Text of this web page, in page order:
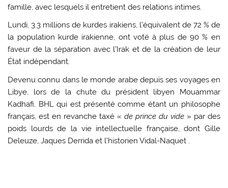
famille, avec lesquels il entretient des relations intimes.
Lundi, 3.3 millions de kurdes irakiens, l’équivalent de 72 % de
la population kurde irakienne, ont voté à plus de 90 % en
faveur de la séparation avec l’Irak et de la création de leur
État indépendant.
Devenu connu dans le monde arabe depuis ses voyages en
Libye, lors de la chute du président libyen Mouammar
Kadhafi, BHL qui est présenté comme étant un philosophe
français, est en revanche taxé « de prince du vide» par des
poids lourds de la vie intellectuelle française, dont Gille
Deleuze, Jaques Derrida et l’historien Vidal-Naquet .